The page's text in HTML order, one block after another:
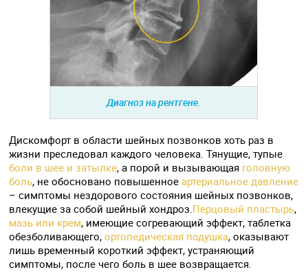
Диагноз на рентгене.
Дискомфорт в области шейных позвонков хоть раз в
жизни преследовал каждого человека. Тянущие, тупые
боли в шее и затылке, а порой и вызывающая головную
боль, не обосновано повышенноеартериальное давление
– симптомы нездорового состояния шейных позвонков,
влекущие за собой шейный хондроз.Перцовый пластырь,
мазь или крем, имеющие согревающий эффект, таблетка
обезболивающего,ортопедическая подушка, оказывают
лишь временный короткий эффект, устраняющий
симптомы, после чего боль в шее возвращается.